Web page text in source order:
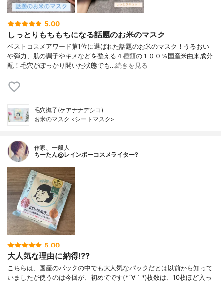
5.00
しっとりもちもちになる話題のお米のマスク
ベストコスメアワード第1位に選ばれた話題のお米のマスク！うるおい
や弾力、肌の調子やキメなどを整える４種類の１００％国産米由来成分
配！毛穴がぽっかり開いた状態でも…続きを見る
毛穴撫子(ケアナナデシコ)
お米のマスク <シートマスク>
作家、一般人
ちーたん@レインボーコスメライター?
5.00
大人気な理由に納得⁉️?
こちらは、国産のパックの中でも大人気なパックだとは以前から知って
いましたが使うのは今回が、初めてです(*´∀｀*)枚数は、10枚ほど入っ